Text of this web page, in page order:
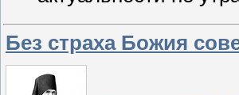
Без страха Божия